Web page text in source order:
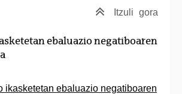
Itzuli gora
ebaluazio negatiboaren
ikasketetan ebaluazio negatiboaren